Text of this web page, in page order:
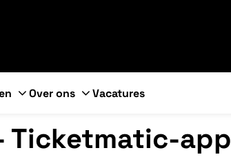
Over ons Vacatures
Ticketmatic-app